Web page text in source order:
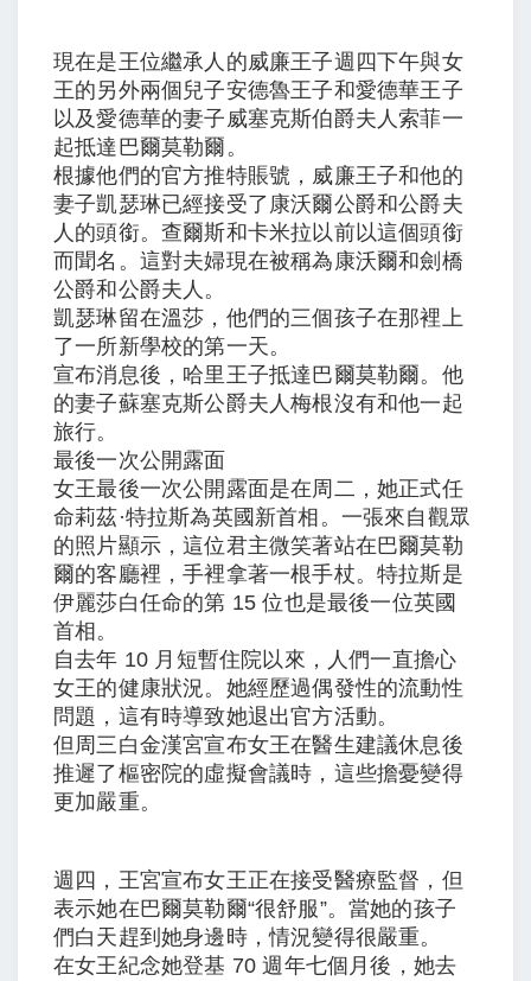
現在是王位繼承人的威廉王子週四下午與女
王的另外兩個兒子安德魯王子和愛德華王子
以及愛德華的妻子威塞克斯伯爵夫人索菲一
起抵達巴爾莫勒爾。
根據他們的官方推特賬號，威廉王子和他的
妻子凱瑟琳已經接受了康沃爾公爵和公爵夫
人的頭銜。查爾斯和卡米拉以前以這個頭銜
而聞名。這對夫婦現在被稱為康沃爾和劍橋
公爵和公爵夫人。
凱瑟琳留在溫莎，他們的三個孩子在那裡上
了一所新學校的第一天。
宣布消息後，哈里王子抵達巴爾莫勒爾。他
的妻子蘇塞克斯公爵夫人梅根沒有和他一起
旅行。
最後一次公開露面
女王最後一次公開露面是在周二，她正式任
命莉茲·特拉斯為英國新首相。一張來自觀眾
的照片顯示，這位君主微笑著站在巴爾莫勒
爾的客廳裡，手裡拿著一根手杖。特拉斯是
伊麗莎白任命的第 15 位也是最後一位英國
首相。
自去年 10 月短暫住院以來，人們一直擔心
女王的健康狀況。她經歷過偶發性的流動性
問題，這有時導致她退出官方活動。
但周三白金漢宮宣布女王在醫生建議休息後
推遲了樞密院的虛擬會議時，這些擔憂變得
更加嚴重。
週四，王宮宣布女王正在接受醫療監督，但
表示她在巴爾莫勒爾“很舒服”。當她的孩子
們白天趕到她身邊時，情況變得很嚴重。
在女王紀念她登基 70 週年七個月後，她去